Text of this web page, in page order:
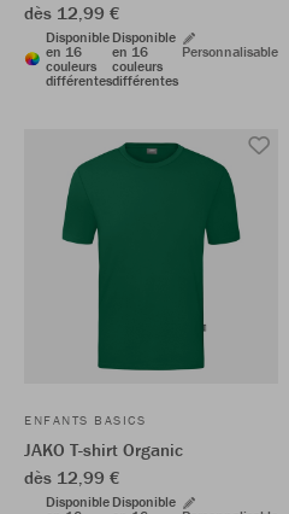
dès 12,99 €
Disponible
en 16
couleurs
différentes
Disponible
en 16
couleurs
différentes
Personnalisable
ENFANTS BASICS
JAKO T-shirt Organic
dès 12,99 €
Disponible Disponible